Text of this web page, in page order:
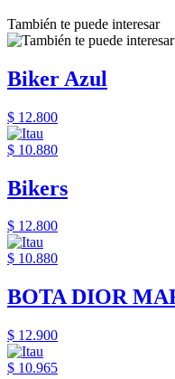
También te puede interesar
Biker Azul
$ 12.800
$ 10.880
Bikers
$ 12.800
$ 10.880
BOTA DIOR
$ 12.900
$ 10.965